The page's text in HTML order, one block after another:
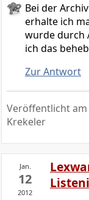
Bei der
erhalte ich
wurde durch
ich das
Zur Antwort
Veröffentlicht am
Krekeler
Jan.
12
2012